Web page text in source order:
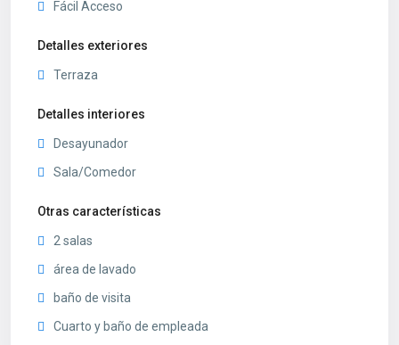
Fácil Acceso
Detalles exteriores
Terraza
Detalles interiores
Desayunador
Sala/Comedor
Otras características
2 salas
área de lavado
baño de visita
Cuarto y baño de empleada